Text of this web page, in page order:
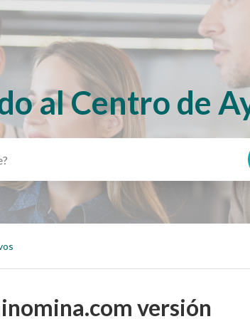
al Centro de
versión